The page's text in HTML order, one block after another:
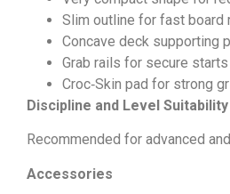
Slim outline for fast board
Concave deck supporting
Grab rails for secure starts
Croc‑Skin pad for strong
Discipline and Level Suitability
Recommended for advanced
Accessories